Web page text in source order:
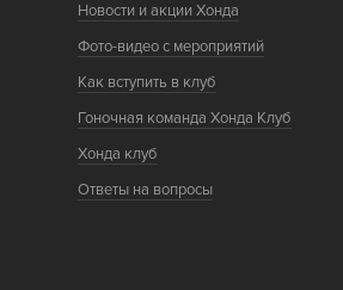
Новости и акции Хонда
Фото-видео с мероприятий
Как вступить в клуб
Гоночная команда Хонда Клуб
Хонда клуб
Ответы на вопросы